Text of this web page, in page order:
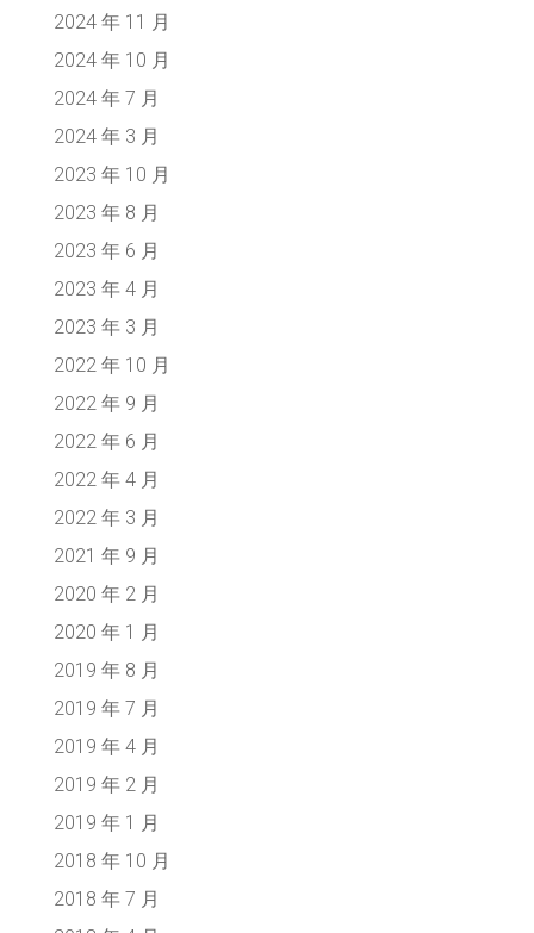
2024 年 11 月
2024 年 10 月
2024 年 7 月
2024 年 3 月
2023 年 10 月
2023 年 8 月
2023 年 6 月
2023 年 4 月
2023 年 3 月
2022 年 10 月
2022 年 9 月
2022 年 6 月
2022 年 4 月
2022 年 3 月
2021 年 9 月
2020 年 2 月
2020 年 1 月
2019 年 8 月
2019 年 7 月
2019 年 4 月
2019 年 2 月
2019 年 1 月
2018 年 10 月
2018 年 7 月